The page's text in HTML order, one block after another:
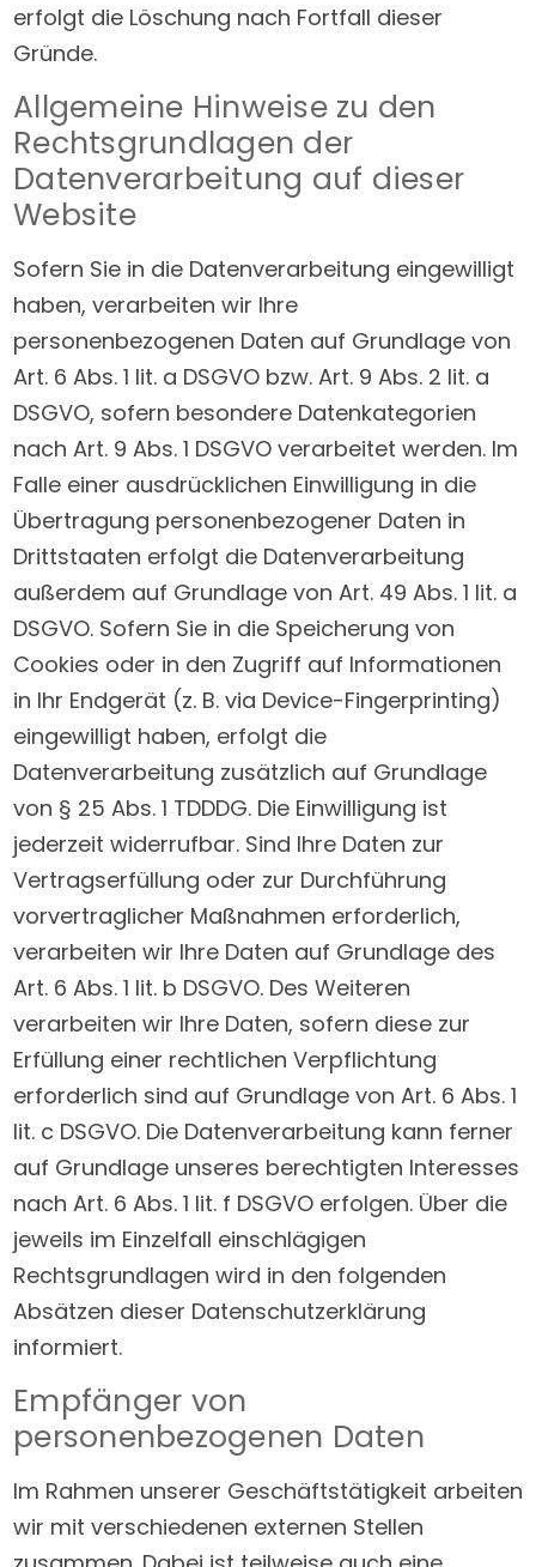
erfolgt die Löschung nach Fortfall dieser
Gründe.
Allgemeine Hinweise zu den
Rechtsgrundlagen der
Datenverarbeitung auf dieser
Website
Sofern Sie in die Datenverarbeitung eingewilligt
haben, verarbeiten wir Ihre
personenbezogenen Daten auf Grundlage von
Art. 6 Abs. 1 lit. a DSGVO bzw. Art. 9 Abs. 2 lit. a
DSGVO, sofern besondere Datenkategorien
nach Art. 9 Abs. 1 DSGVO verarbeitet werden. Im
Falle einer ausdrücklichen Einwilligung in die
Übertragung personenbezogener Daten in
Drittstaaten erfolgt die Datenverarbeitung
außerdem auf Grundlage von Art. 49 Abs. 1 lit. a
DSGVO. Sofern Sie in die Speicherung von
Cookies oder in den Zugriff auf Informationen
in Ihr Endgerät (z. B. via Device-Fingerprinting)
eingewilligt haben, erfolgt die
Datenverarbeitung zusätzlich auf Grundlage
von § 25 Abs. 1 TDDDG. Die Einwilligung ist
jederzeit widerrufbar. Sind Ihre Daten zur
Vertragserfüllung oder zur Durchführung
vorvertraglicher Maßnahmen erforderlich,
verarbeiten wir Ihre Daten auf Grundlage des
Art. 6 Abs. 1 lit. b DSGVO. Des Weiteren
verarbeiten wir Ihre Daten, sofern diese zur
Erfüllung einer rechtlichen Verpflichtung
erforderlich sind auf Grundlage von Art. 6 Abs. 1
lit. c DSGVO. Die Datenverarbeitung kann ferner
auf Grundlage unseres berechtigten Interesses
nach Art. 6 Abs. 1 lit. f DSGVO erfolgen. Über die
jeweils im Einzelfall einschlägigen
Rechtsgrundlagen wird in den folgenden
Absätzen dieser Datenschutzerklärung
informiert.
Empfänger von
personenbezogenen Daten
Im Rahmen unserer Geschäftstätigkeit arbeiten
wir mit verschiedenen externen Stellen